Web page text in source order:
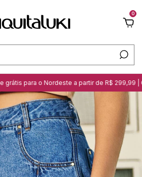
0
para o Nordeste a partir de R$ 299,99 |